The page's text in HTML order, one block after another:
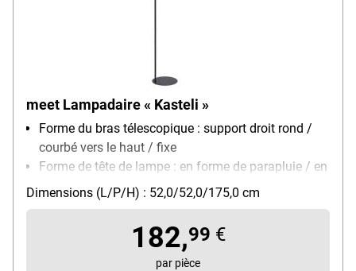
meet Lampadaire « Kasteli »
Forme du bras télescopique : support droit rond /
courbé vers le haut / fixe
Forme de tête de lampe : en forme de parapluie / en
grillage
Montage : pied
Modèle d'ampoule : ampoule (non incluse) / E27 /
Particularités : grand diamètre du parapluie / pédale
Dimensions (L/P/H) : 52,0/52,0/175,0 cm
182,99 €
par pièce